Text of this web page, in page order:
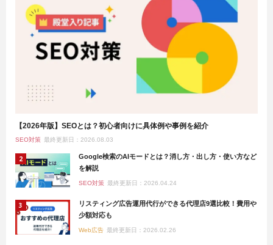
【2026年版】SEOとは？初心者向けに具体例や事例を紹介
SEO対策 最終更新日：2026.08.03
Google検索のAIモードとは？消し方・出し方・使い方など
を解説
SEO対策 最終更新日：2026.04.24
リスティング広告運用代行ができる代理店9選比較！費用や
少額対応も
Web広告 最終更新日：2026.02.26